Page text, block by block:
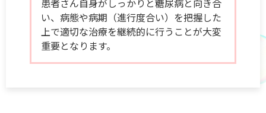
患者さん自身がしっかりと糖尿病と向き合
い、病態や病期（進行度合い）を把握した
上で適切な治療を継続的に行うことが大変
重要となります。